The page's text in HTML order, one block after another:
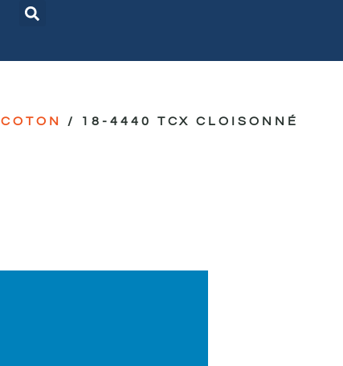
COTON / 18-4440 TCX CLOISONNÉ